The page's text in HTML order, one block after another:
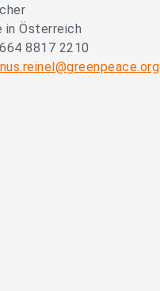
in Österreich
8817 2210